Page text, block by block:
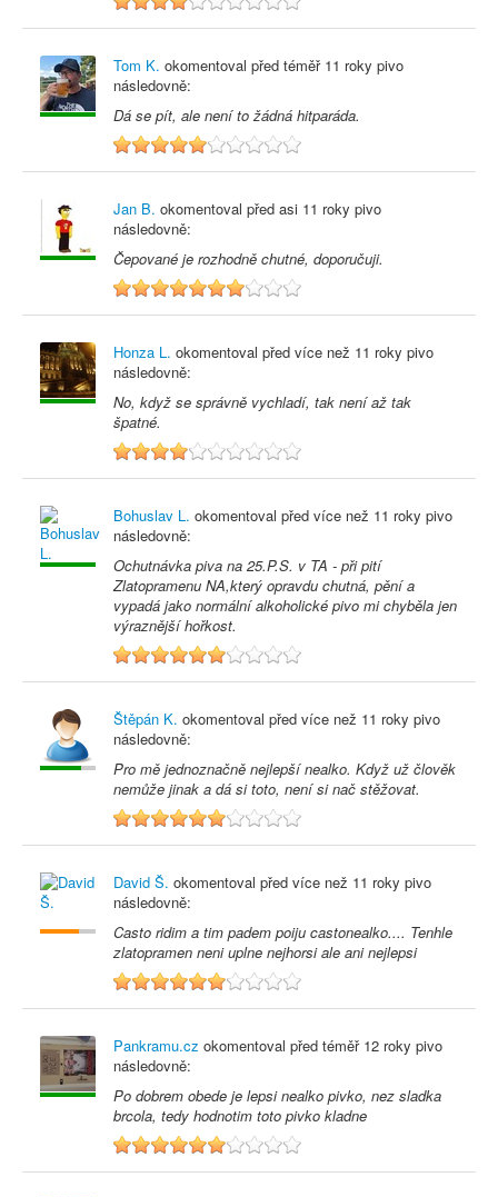
Tom K. okomentoval před téměř 11 roky pivo
následovně:
Dá se pít, ale není to žádná hitparáda.
5
Jan B. okomentoval před asi 11 roky pivo
následovně:
Čepované je rozhodně chutné, doporučuji.
7
Honza L. okomentoval před více než 11 roky pivo
následovně:
No, když se správně vychladí, tak není až tak
špatné.
4
Bohuslav L. okomentoval před více než 11 roky pivo
následovně:
Ochutnávka piva na 25.P.S. v TA - při pití
Zlatopramenu NA,který opravdu chutná, pění a
vypadá jako normální alkoholické pivo mi chyběla jen
výraznější hořkost.
6
Štěpán K. okomentoval před více než 11 roky pivo
následovně:
Pro mě jednoznačně nejlepší nealko. Když už člověk
nemůže jinak a dá si toto, není si nač stěžovat.
6
David Š. okomentoval před více než 11 roky pivo
následovně:
Casto ridim a tim padem poiju castonealko.... Tenhle
zlatopramen neni uplne nejhorsi ale ani nejlepsi
6
Pankramu.cz okomentoval před téměř 12 roky pivo
následovně:
Po dobrem obede je lepsi nealko pivko, nez sladka
brcola, tedy hodnotim toto pivko kladne
6